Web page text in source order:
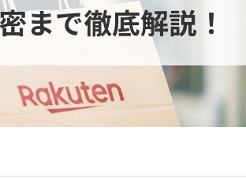
まで徹底解説！